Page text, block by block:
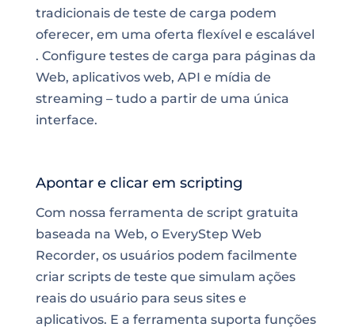
tradicionais de teste de carga podem
oferecer, em uma oferta flexível e escalável
. Configure testes de carga para páginas da
Web, aplicativos web, API e mídia de
streaming – tudo a partir de uma única
interface.
Apontar e clicar em scripting
Com nossa ferramenta de script gratuita
baseada na Web, o EveryStep Web
Recorder, os usuários podem facilmente
criar scripts de teste que simulam ações
reais do usuário para seus sites e
aplicativos. E a ferramenta suporta funções